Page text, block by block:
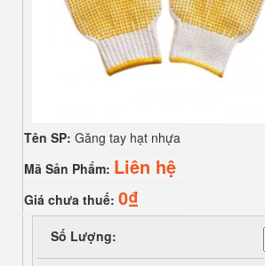
Tên SP: Găng tay hạt nhựa
Mã Sản Phẩm: Liên hệ
Giá chưa thuế: 0₫
Số Lượng: